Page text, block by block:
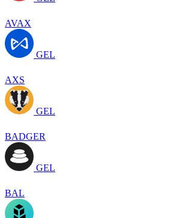
AVAX
GEL
AXS
GEL
BADGER
GEL
BAL